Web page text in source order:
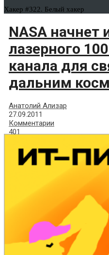
Хакер #322. Белый хакер
NASA начнет
лазерного
канала для
дальним
Анатолий Ализар
27.09.2011
Комментарии
401